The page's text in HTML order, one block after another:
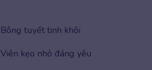
Bông tuyết tinh khôi
Viên kẹo nhỏ đáng yêu